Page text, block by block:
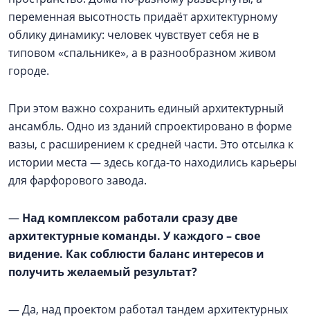
переменная высотность придаёт архитектурному
облику динамику: человек чувствует себя не в
типовом «спальнике», а в разнообразном живом
городе.
При этом важно сохранить единый архитектурный
ансамбль. Одно из зданий спроектировано в форме
вазы, с расширением к средней части. Это отсылка к
истории места — здесь когда-то находились карьеры
для фарфорового завода.
— Над комплексом работали сразу две
архитектурные команды. У каждого – свое
видение. Как соблюсти баланс интересов и
получить желаемый результат?
— Да, над проектом работал тандем архитектурных